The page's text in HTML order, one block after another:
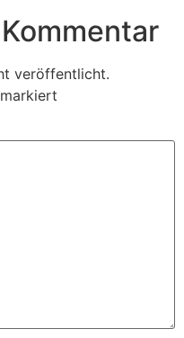
veröffentlicht.
markiert